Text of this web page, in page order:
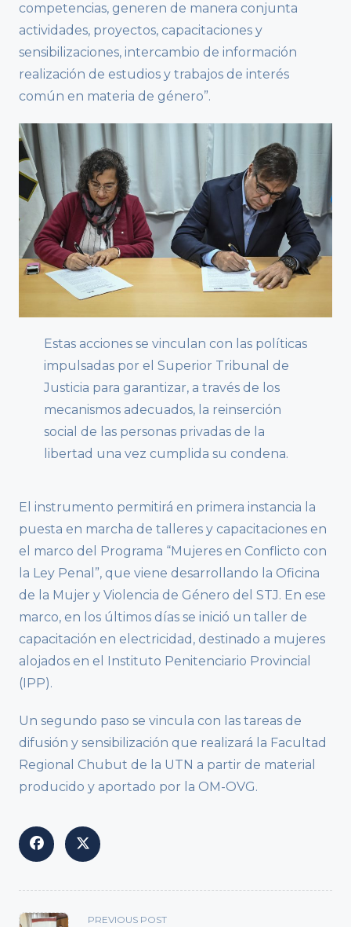
competencias, generen de manera conjunta
actividades, proyectos, capacitaciones y
sensibilizaciones, intercambio de información
realización de estudios y trabajos de interés
común en materia de género”.
Estas acciones se vinculan con las políticas
impulsadas por el Superior Tribunal de
Justicia para garantizar, a través de los
mecanismos adecuados, la reinserción
social de las personas privadas de la
libertad una vez cumplida su condena.
El instrumento permitirá en primera instancia la
puesta en marcha de talleres y capacitaciones en
el marco del Programa “Mujeres en Conflicto con
la Ley Penal”, que viene desarrollando la Oficina
de la Mujer y Violencia de Género del STJ. En ese
marco, en los últimos días se inició un taller de
capacitación en electricidad, destinado a mujeres
alojados en el Instituto Penitenciario Provincial
(IPP).
Un segundo paso se vincula con las tareas de
difusión y sensibilización que realizará la Facultad
Regional Chubut de la UTN a partir de material
producido y aportado por la OM-OVG.
<span PREVIOUS POST